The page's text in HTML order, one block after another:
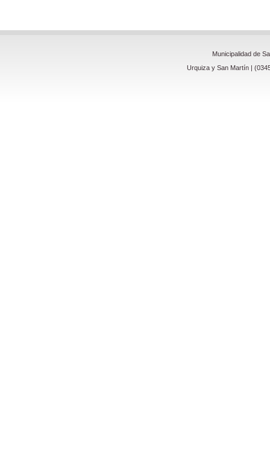
Municipalidad de
Urquiza y San Martín |